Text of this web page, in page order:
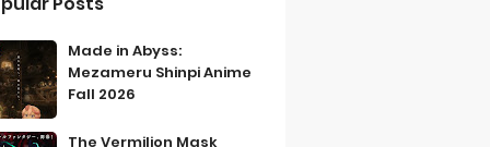
Made in Abyss:
Mezameru Shinpi Anime
Fall 2026
The Vermilion Mask